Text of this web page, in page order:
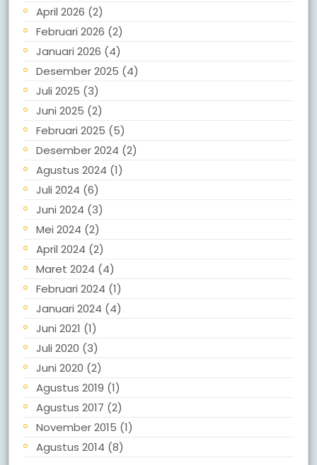
April 2026 (2)
Februari 2026 (2)
Januari 2026 (4)
Desember 2025 (4)
Juli 2025 (3)
Juni 2025 (2)
Februari 2025 (5)
Desember 2024 (2)
Agustus 2024 (1)
Juli 2024 (6)
Juni 2024 (3)
Mei 2024 (2)
April 2024 (2)
Maret 2024 (4)
Februari 2024 (1)
Januari 2024 (4)
Juni 2021 (1)
Juli 2020 (3)
Juni 2020 (2)
Agustus 2019 (1)
Agustus 2017 (2)
November 2015 (1)
Agustus 2014 (8)